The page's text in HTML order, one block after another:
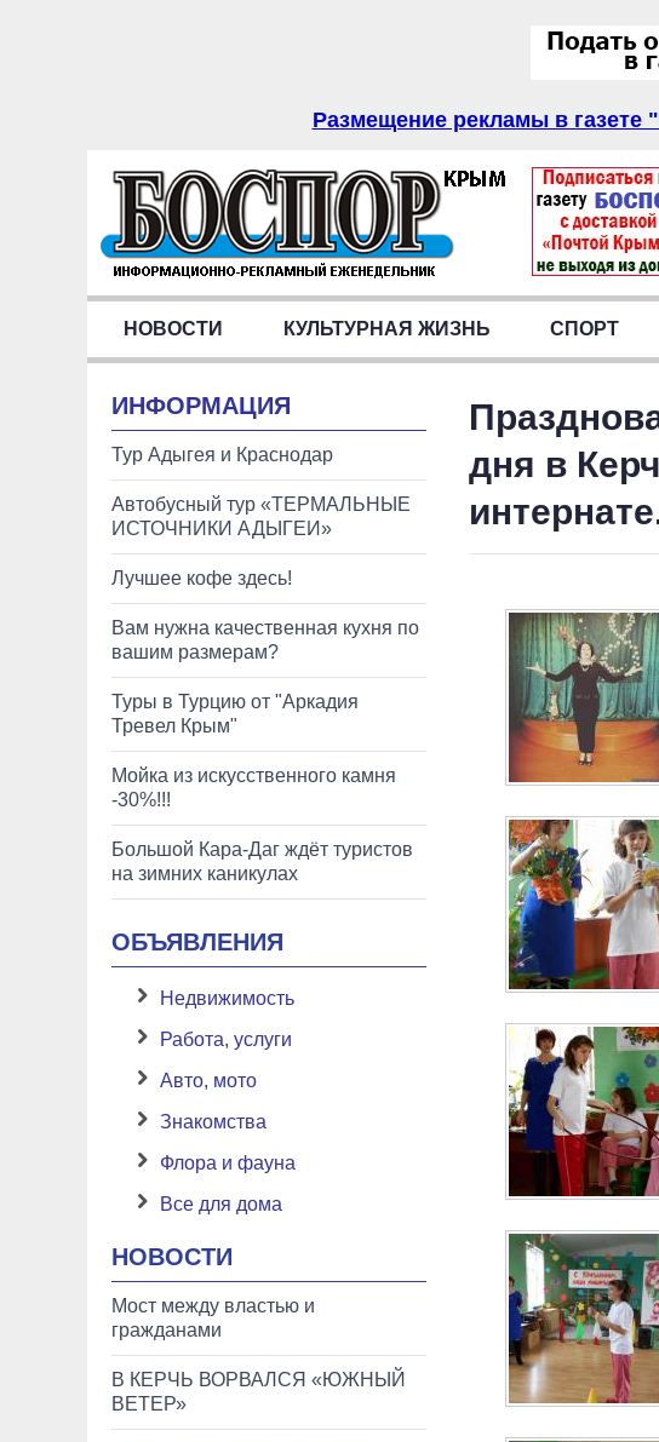
Размещение рекламы в газете
НОВОСТИ КУЛЬТУРНАЯ ЖИЗНЬ СПОРТ
ИНФОРМАЦИЯ
Тур Адыгея и Краснодар
Автобусный тур «ТЕРМАЛЬНЫЕ
ИСТОЧНИКИ АДЫГЕИ»
Лучшее кофе здесь!
Вам нужна качественная кухня по
вашим размерам?
Туры в Турцию от "Аркадия
Тревел Крым"
Мойка из искусственного камня
-30%!!!
Большой Кара-Даг ждёт туристов
на зимних каникулах
ОБЪЯВЛЕНИЯ
Недвижимость
Работа, услуги
Авто, мото
Знакомства
Флора и фауна
Все для дома
НОВОСТИ
Мост между властью и
гражданами
В КЕРЧЬ ВОРВАЛСЯ «ЮЖНЫЙ
ВЕТЕР»
дня в